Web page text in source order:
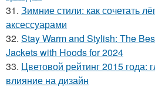
31. Зимние стили: как сочетать
аксессуарами
32. Stay Warm and Stylish: The
Jackets with Hoods for 2024
33. Цветовой рейтинг 2015 года:
влияние на дизайн